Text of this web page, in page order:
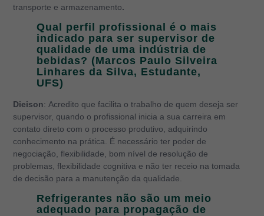
transporte e armazenamento.
Qual perfil profissional é o mais
indicado para ser supervisor de
qualidade de uma indústria de
bebidas? (Marcos Paulo Silveira
Linhares da Silva, Estudante,
UFS)
Dieison: Acredito que facilita o trabalho de quem deseja ser
supervisor, quando o profissional inicia a sua carreira em
contato direto com o processo produtivo, adquirindo
conhecimento na prática. É necessário ter poder de
negociação, flexibilidade, bom nível de resolução de
problemas, flexibilidade cognitiva e não ter receio na tomada
de decisão para a manutenção da qualidade.
Refrigerantes não são um meio
adequado para propagação de